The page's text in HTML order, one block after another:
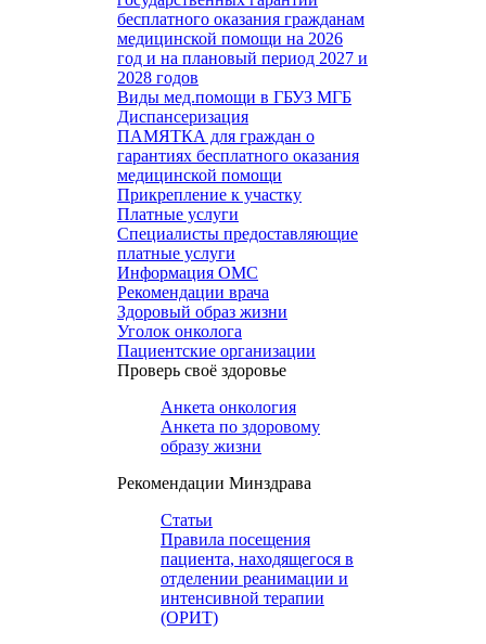
бесплатного оказания гражданам
медицинской помощи на 2026
год и на плановый период 2027 и
2028 годов
Виды мед.помощи в ГБУЗ МГБ
Диспансеризация
ПАМЯТКА для граждан о
гарантиях бесплатного оказания
медицинской помощи
Прикрепление к участку
Платные услуги
Специалисты предоставляющие
платные услуги
Информация ОМС
Рекомендации врача
Здоровый образ жизни
Уголок онколога
Пациентские организации
Проверь своё здоровье
Анкета онкология
Анкета по здоровому
образу жизни
Рекомендации Минздрава
Статьи
Правила посещения
пациента, находящегося в
отделении реанимации и
интенсивной терапии
(ОРИТ)